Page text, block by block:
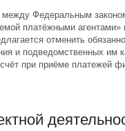
между Федеральным
платёжными
отменить
и подведомственных им
при приёме платежей